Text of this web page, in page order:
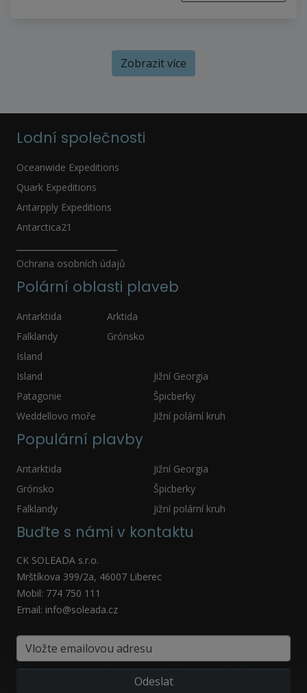
Zobrazit více
Lodní společnosti
Oceanwide Expeditions
Quark Expeditions
Antarpply Expeditions
Antarctica21
Ochrana osobních údajů
Polární oblasti plaveb
Antarktida
Arktida
Falklandy
Grónsko
Island
Island
Jižní Georgia
Patagonie
Špicberky
Weddellovo moře
Jižní polární kruh
Populární plavby
Antarktida
Jižní Georgia
Grónsko
Špicberky
Falklandy
Jižní polární kruh
Buďte s námi v kontaktu
CK SOLEADA s.r.o.
Mrštíkova 399/2a, 46007 Liberec
Mobil: 774 750 111
Email: info@soleada.cz